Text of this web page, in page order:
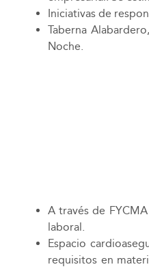
Iniciativas de
Taberna
Noche.
A través de
laboral.
Espacio
requisitos en